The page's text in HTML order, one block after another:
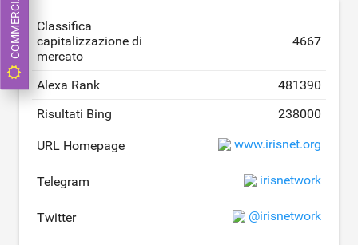
Classifica
capitalizzazione di
mercato
4667
Alexa Rank
481390
Risultati Bing
238000
URL Homepage www.irisnet.org
Telegram irisnetwork
Twitter @irisnetwork